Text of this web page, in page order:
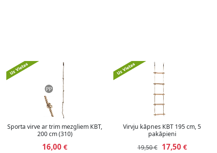
Sporta virve ar trim mezgliem КВТ,
200 cm (310)
16,00 €
Virvju kāpnes КВТ 195 cm, 5
pakāpieni
19,50 €
17,50€